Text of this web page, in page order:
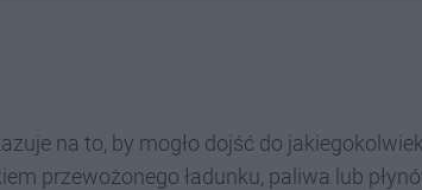
na to, by mogło dojść do jakiegokolwiek
przewożonego ładunku, paliwa lub